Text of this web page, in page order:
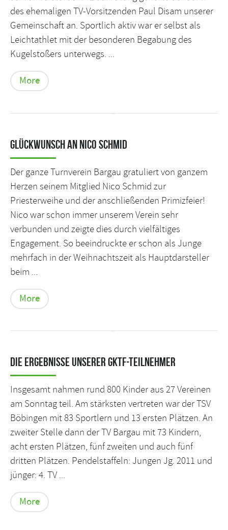
des ehemaligen TV-Vorsitzenden Paul Disam unserer
Gemeinschaft an. Sportlich aktiv war er selbst als
Leichtathlet mit der besonderen Begabung des
Kugelstoßers unterwegs. ...
More
Glückwunsch an Nico Schmid
Der ganze Turnverein Bargau gratuliert von ganzem
Herzen seinem Mitglied Nico Schmid zur
Priesterweihe und der anschließenden Primizfeier!
Nico war schon immer unserem Verein sehr
verbunden und zeigte dies durch vielfältiges
Engagement. So beeindruckte er schon als Junge
mehrfach in der Weihnachtszeit als Hauptdarsteller
beim ...
More
Die Ergebnisse unserer GKTF-Teilnehmer
Insgesamt nahmen rund 800 Kinder aus 27 Vereinen
am Sonntag teil. Am stärksten vertreten war der TSV
Böbingen mit 83 Sportlern und 13 ersten Plätzen. An
zweiter Stelle dann der TV Bargau mit 73 Kindern,
acht ersten Plätzen, fünf zweiten und auch fünf
dritten Plätzen. Pendelstaffeln: Jungen Jg. 2011 und
jünger: 4. TV ...
More